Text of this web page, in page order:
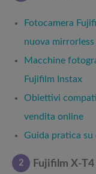
Fotocamera
nuova mirrorless
Macchine
Fujifilm Instax
Obiettivi
vendita online
Guida pratica
2 Fujifilm X-T4